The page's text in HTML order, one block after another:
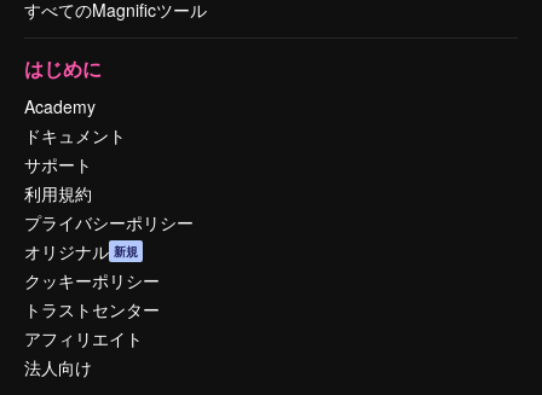
すべてのMagnificツール
はじめに
Academy
ドキュメント
サポート
利用規約
プライバシーポリシー
オリジナル 新規
クッキーポリシー
トラストセンター
アフィリエイト
法人向け